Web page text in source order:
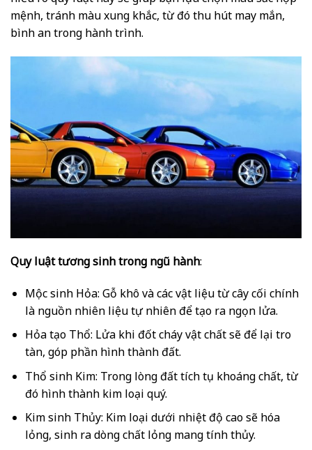
mệnh, tránh màu xung khắc, từ đó thu hút may mắn,
bình an trong hành trình.
Quy luật tương sinh trong ngũ hành:
Mộc sinh Hỏa: Gỗ khô và các vật liệu từ cây cối chính
là nguồn nhiên liệu tự nhiên để tạo ra ngọn lửa.
Hỏa tạo Thổ: Lửa khi đốt cháy vật chất sẽ để lại tro
tàn, góp phần hình thành đất.
Thổ sinh Kim: Trong lòng đất tích tụ khoáng chất, từ
đó hình thành kim loại quý.
Kim sinh Thủy: Kim loại dưới nhiệt độ cao sẽ hóa
lỏng, sinh ra dòng chất lỏng mang tính thủy.